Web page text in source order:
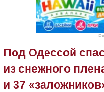
Под Одессой
из снежного
и 37